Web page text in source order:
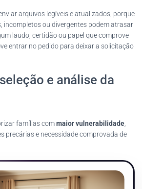
arquivos legíveis e atualizados, porque
incompletos ou divergentes podem atrasar
laudo, certidão ou papel que comprove
entrar no pedido para deixar a solicitação
e análise da
famílias commaior vulnerabilidade
precárias e necessidade comprovada de